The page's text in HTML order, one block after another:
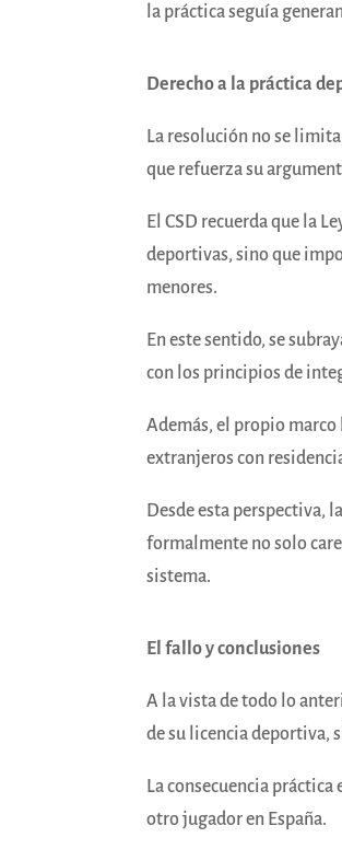
la práctica seguía
Derecho a la práctica
La resolución no se
que refuerza su
El CSD recuerda que la
deportivas, sino que
menores.
En este sentido, se
con los principios de
Además, el propio marco
extranjeros con
Desde esta perspectiva,
formalmente no solo
sistema.
El fallo y conclusiones
A la vista de todo lo
de su licencia deportiva,
La consecuencia
otro jugador en España.